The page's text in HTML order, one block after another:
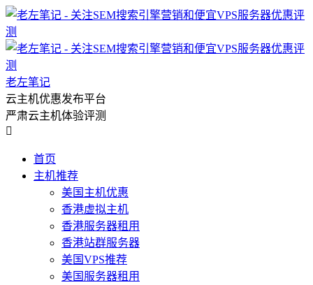
老左笔记
云主机优惠发布平台
严肃云主机体验评测

首页
主机推荐
美国主机优惠
香港虚拟主机
香港服务器租用
香港站群服务器
美国VPS推荐
美国服务器租用